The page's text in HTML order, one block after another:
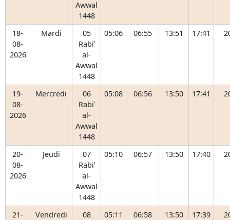
Awwal
1448
18-
08-
2026
Mardi
05
Rabiʿ
al-
Awwal
1448
05:06 06:55 13:51 17:41
19-
08-
2026
Mercredi
06
Rabiʿ
al-
Awwal
1448
05:08 06:56 13:50 17:41
20-
08-
2026
Jeudi
07
Rabiʿ
al-
Awwal
1448
05:10 06:57 13:50 17:40
21-
Vendredi
08
05:11 06:58 13:50 17:39